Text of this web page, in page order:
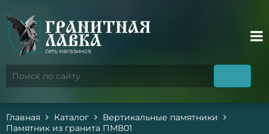
Главная Каталог
Вертикальные памятники
Памятник из гранита ПМВ01